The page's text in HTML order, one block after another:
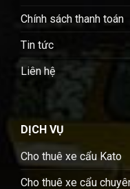
Chính sách thanh toán
Tin tức
Liên hệ
DỊCH VỤ
Cho thuê xe cẩu Kato
Cho thuê xe cẩu